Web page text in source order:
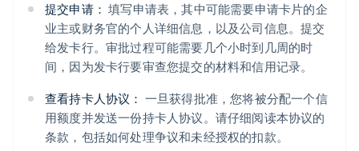
提交申请： 填写申请表，其中可能需要申请卡片的企
业主或财务官的个人详细信息，以及公司信息。提交
给发卡行。审批过程可能需要几个小时到几周的时
间，因为发卡行要审查您提交的材料和信用记录。
查看持卡人协议： 一旦获得批准，您将被分配一个信
用额度并发送一份持卡人协议。请仔细阅读本协议的
条款，包括如何处理争议和未经授权的扣款。